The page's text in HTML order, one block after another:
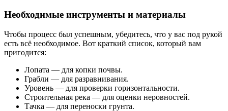
Необходимые инструменты и материалы
Чтобы процесс был успешным, убедитесь, что у вас под рукой
есть всё необходимое. Вот краткий список, который вам
пригодится:
Лопата — для копки почвы.
Грабли — для разравнивания.
Уровень — для проверки горизонтальности.
Строительная река — для оценки неровностей.
Тачка — для переноски грунта.